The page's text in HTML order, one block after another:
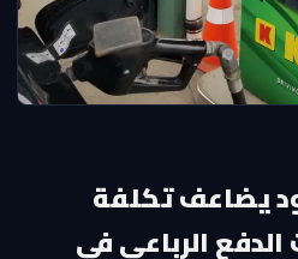
يضاعف تكلفة
الرباعي في